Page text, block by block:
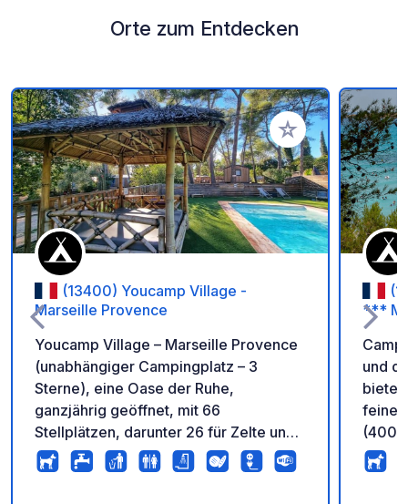
Orte zum Entdecken
Zu Ihren Favoriten
(13400) Youcamp Village -
Marseille Provence
Youcamp Village – Marseille Provence
(unabhängiger Campingplatz – 3
Sterne), eine Oase der Ruhe,
ganzjährig geöffnet, mit 66
Stellplätzen, darunter 26 für Zelte und
Wohnmobile. Alle Stellplätze verfügen
über Stromanschluss.
***
und
bietet
(400
Les